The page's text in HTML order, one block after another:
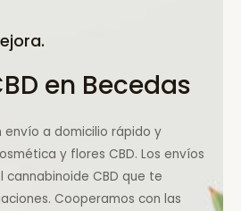
en Becedas
envío a domicilio rápido y
y flores CBD. Los envíos
cannabinoide CBD que te
Cooperamos con las